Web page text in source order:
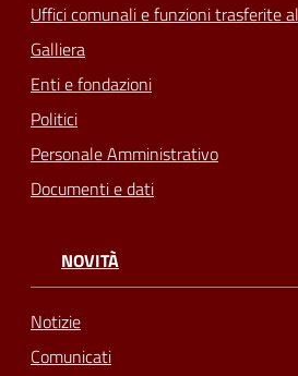
Uffici comunali e funzioni trasferite
Galliera
Enti e fondazioni
Politici
Personale Amministrativo
Documenti e dati
NOVITÀ
Notizie
Comunicati